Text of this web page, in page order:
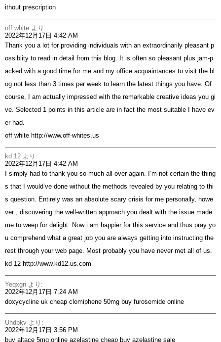
ithout prescription
off white より:
2022年12月17日 4:42 AM
Thank you a lot for providing individuals with an extraordinarily pleasant p
ossiblity to read in detail from this blog. It is often so pleasant plus jam-p
acked with a good time for me and my office acquaintances to visit the bl
og not less than 3 times per week to learn the latest things you have. Of
course, I am actually impressed with the remarkable creative ideas you gi
ve. Selected 1 points in this article are in fact the most suitable I have ev
er had.
off white http://www.off-whites.us
kd 12 より:
2022年12月17日 4:42 AM
I simply had to thank you so much all over again. I’m not certain the thing
s that I would’ve done without the methods revealed by you relating to thi
s question. Entirely was an absolute scary crisis for me personally, howe
ver , discovering the well-written approach you dealt with the issue made
me to weep for delight. Now i am happier for this service and thus pray yo
u comprehend what a great job you are always getting into instructing the
rest through your web page. Most probably you have never met all of us.
kd 12 http://www.kd12.us.com
Yeqxgn より:
2022年12月17日 7:24 AM
doxycycline uk cheap clomiphene 50mg buy furosemide online
Uhdbkv より:
2022年12月17日 3:56 PM
buy altace 5mg online azelastine cheap buy azelastine sale